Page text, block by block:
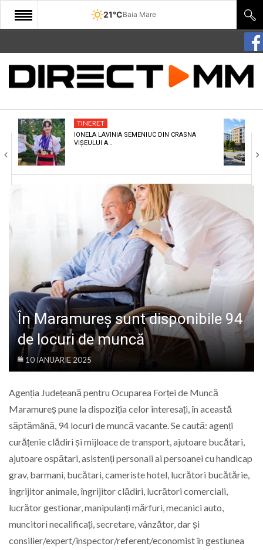
21°CBaia Mare
START
COMUNITATE
CULTURA
ECONOMIE
SANATATE
TINERET
IONELA LAVINIA SEMENIUC DIN CRASNA
VIȘEULUI A…
În Maramureș sunt disponibile 94
de locuri de muncă
10 IANUARIE 2025
Agenția Județeană pentru Ocuparea Forței de Muncă
Maramureș pune la dispoziția celor interesați, în această
săptămână, 94 locuri de muncă vacante. Se caută: agenți
curățenie clădiri și mijloace de transport, ajutoare bucătari,
ajutoare ospătari, asistenți personali ai persoanei cu handicap
grav, barmani, bucătari, cameriste hotel, lucrători bucătărie,
îngrijitor animale, îngrijitor clădiri, lucrători comerciali,
lucrător gestionar, manipulanți mărfuri, mecanici auto,
muncitori necalificați, secretare, vânzător, dar și
consilier/expert/inspector/referent/economist în gestiunea